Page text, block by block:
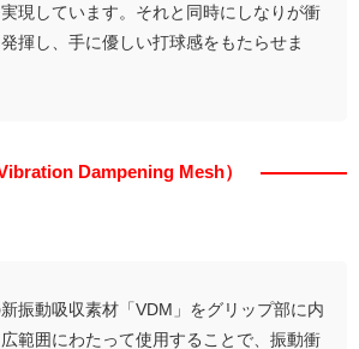
現しています。それと同時にしなりが衝
揮し、手に優しい打球感をもたらせま
Dampening Mesh）
振動吸収素材「VDM」をグリップ部に内
範囲にわたって使用することで、振動衝